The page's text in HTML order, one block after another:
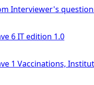
Interviewer's
6 IT edition 1.0
1 Vaccinations,